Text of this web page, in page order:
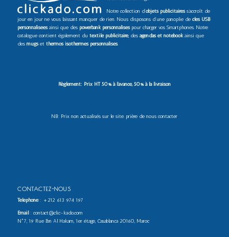
Notre collection d’objets publicitairess’accroît de
jour en jour ne vous laissant manquer de rien. Nous disposons d’une panoplie de clés USB
personnaliséesainsi que des powerbank personnaliséspour charger vos Smartphones. Notre
catalogue contient également du textile publicitaire, des agendas et notebookainsi que
des mugset thermos isothermes personnalisés.
Règlement: Prix HT 50% à l’avance, 50% à la livraison
NB: Prix non actualisés sur le site. prière de nous contacter
CONTACTEZ-NOUS
Téléphone: +212 613 974 197
Email: contact@clic-kado.com
N°7, 19 Rue Ibn Al Hakam, 1er étage, Casablanca 20160, Maroc